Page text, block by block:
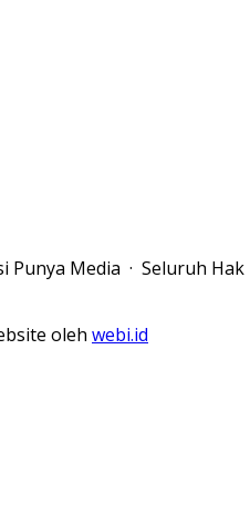
Punya Media · Seluruh Hak
oleh webi.id